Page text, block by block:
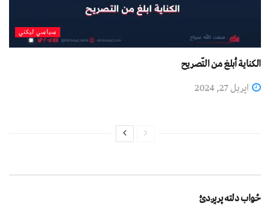
سیاسي لیکني
الكناية أبلغ من التّصريح
اپریل 27, 2024
ځواب دلته پرېږدئ